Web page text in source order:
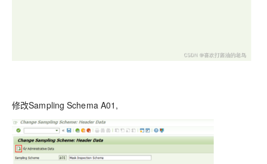
修改Sampling Schema A01,